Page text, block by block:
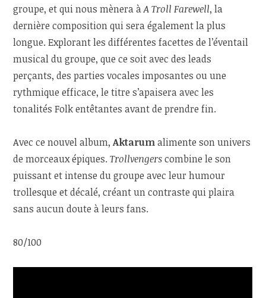
groupe, et qui nous mènera àA Troll Farewell, la
dernière composition qui sera également la plus
longue. Explorant les différentes facettes de l’éventail
musical du groupe, que ce soit avec des leads
perçants, des parties vocales imposantes ou une
rythmique efficace, le titre s’apaisera avec les
tonalités Folk entêtantes avant de prendre fin.
Avec ce nouvel album,Aktarumalimente son univers
de morceaux épiques.Trollvengerscombine le son
puissant et intense du groupe avec leur humour
trollesque et décalé, créant un contraste qui plaira
sans aucun doute à leurs fans.
80/100